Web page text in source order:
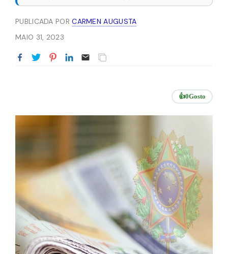
PUBLICADA PORCARMEN AUGUSTA
MAIO 31, 2023
👍0Gosto